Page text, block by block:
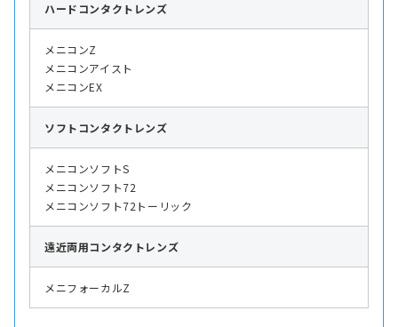
ハード コンタクトレンズ
メニコンZ
メニコンアイスト
メニコンEX
ソフト コンタクトレンズ
メニコンソフトS
メニコンソフト72
メニコンソフト72トーリック
遠近両用コンタクトレンズ
メニフォーカルZ